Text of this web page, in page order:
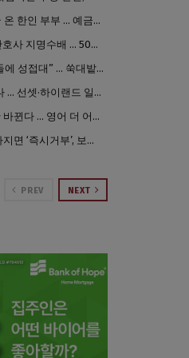
’10억 빚’ 안갚고 미국 온 한인 부부 … 예금보험공사, 미국서 소송
연방 당국, LA 한인 간호사 지명수배 … 500만 달러 메디캐어 사기, 선고 직전 한국 도주
[충격] “외국인 심판들에 성접대” … 쑥대밭된 축협 어디까지 추락하나
칙필레마저 문 닫았다 … 선셋·하이랜드 일대 ‘황량한 거리’로
[이민]시민권 시험 확 바뀐다 … 영어 더 어렵게, 민간시험 도입 추진
[이민] 영주권 서류 빠지면 ‘즉시거부’, 보완기회 없다 … 이민심사 8월부터 확 바뀐다
PREV NEXT